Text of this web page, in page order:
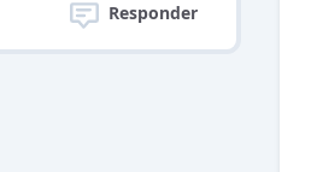
Responder